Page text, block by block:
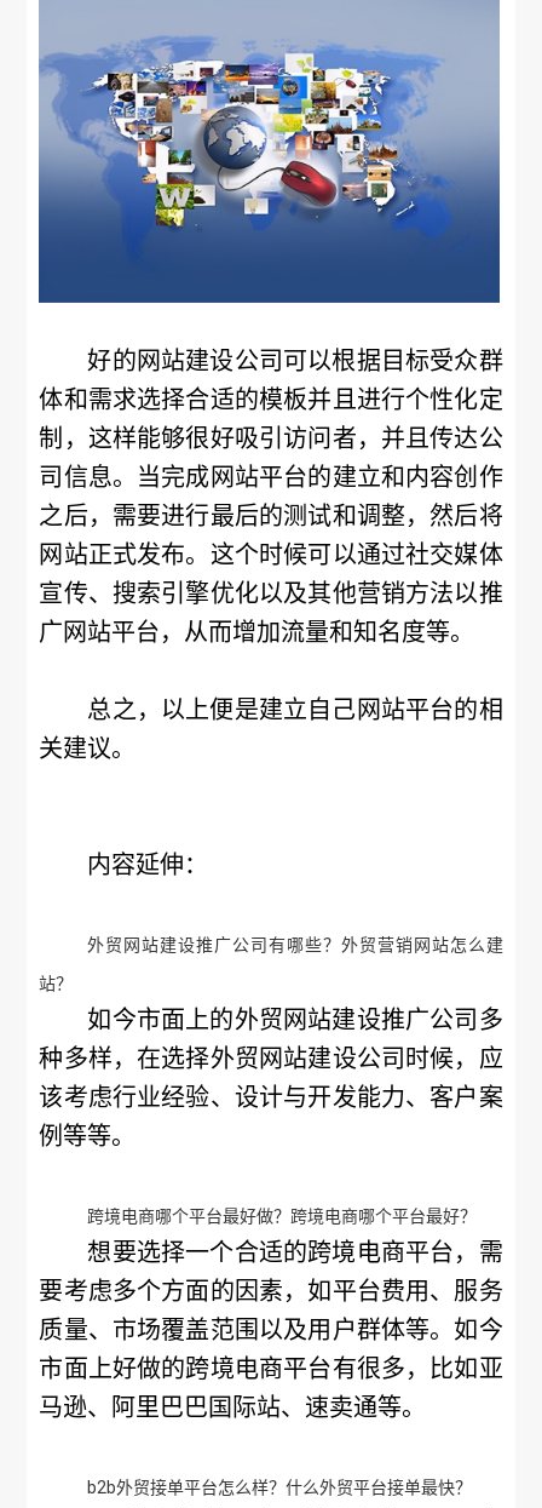
好的网站建设公司可以根据目标受众群
体和需求选择合适的模板并且进行个性化定
制，这样能够很好吸引访问者，并且传达公
司信息。当完成网站平台的建立和内容创作
之后，需要进行最后的测试和调整，然后将
网站正式发布。这个时候可以通过社交媒体
宣传、搜索引擎优化以及其他营销方法以推
广网站平台，从而增加流量和知名度等。
总之，以上便是建立自己网站平台的相
关建议。
内容延伸：
外贸网站建设推广公司有哪些？外贸营销网站怎么建
站？
如今市面上的外贸网站建设推广公司多
种多样，在选择外贸网站建设公司时候，应
该考虑行业经验、设计与开发能力、客户案
例等等。
跨境电商哪个平台最好做？跨境电商哪个平台最好？
想要选择一个合适的跨境电商平台，需
要考虑多个方面的因素，如平台费用、服务
质量、市场覆盖范围以及用户群体等。如今
市面上好做的跨境电商平台有很多，比如亚
马逊、阿里巴巴国际站、速卖通等。
b2b外贸接单平台怎么样？什么外贸平台接单最快？